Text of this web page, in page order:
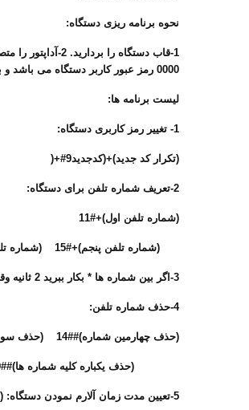
نحوه برنامه ریزی دستگاه:
0000 رمز عبور کاربر دستگاه می باشد و بایستی در اولین فرصت آنرا تغییر دهید.6- سپس برنامه مورد نظر را از چپ به راست وارد نمایید.
لیست برنامه ها:
1- تغییر رمز کاربری دستگاه:
(تکرار کد جدید)+(کدجدید9#+(
2-تعریف شماره تلفن برای دستگاه:
(شماره تلفن اول)+#11
(شماره تلفن پنجم)+#15 (شماره تلفن چهارم)+#14 (شماره تلفن سوم)+#13 (شماره تلفن دوم)+#12
3-اگر بین شماره ها * بکار ببرید 2 ثانیه وقفه در تماس ایجاد می شود و برای شماره هاییکه منشی تلفنی خود کار دارند کاربرد دارد.
4-حذف شماره تلفن:
(حذف چهارمین شماره)##14 (حذف سومین شماره)##13 (حذف دومین شماره)##12 (حذف اولین شماره)##11
(حذف یکباره کلیه شماره ها)##19 (حذف پنجمین شماره)##15
5-تعیین مدت زمان آلارم نمودن دستگاه: (مدت زمان پیش فرض 2 دقیقه می باشد.)